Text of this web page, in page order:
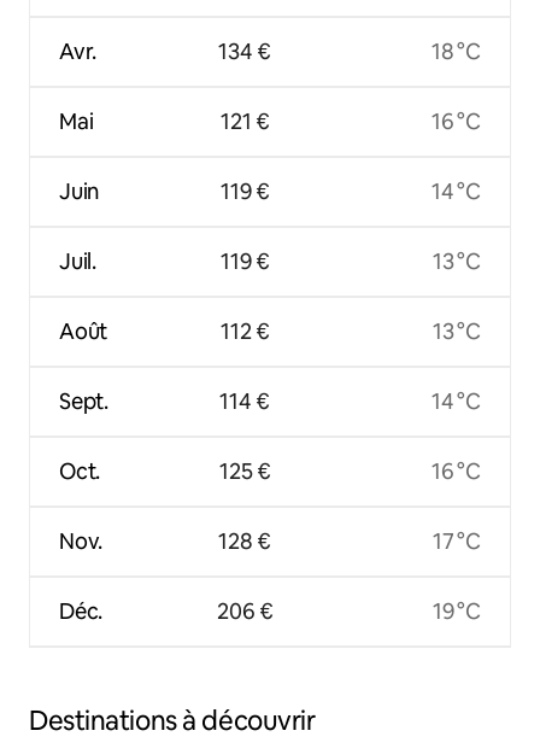
Avr.
Mai
Juin
Juil.
Août
Sept.
Oct.
Nov.
Déc.
134 €
121 €
119 €
119 €
112 €
114 €
125 €
128 €
206 €
18 °C
16 °C
14 °C
13 °C
13 °C
14 °C
16 °C
17 °C
19 °C
Destinations à découvrir